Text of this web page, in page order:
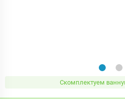
Скомплектуем